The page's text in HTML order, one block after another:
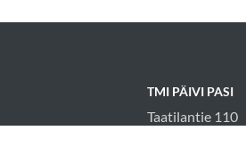
TMI PÄIVI PASI
Taatilantie 110